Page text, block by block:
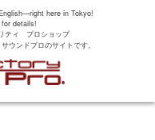
here in Tokyo!
details!
ティ プロショップ
ウンドプロのサイトです。